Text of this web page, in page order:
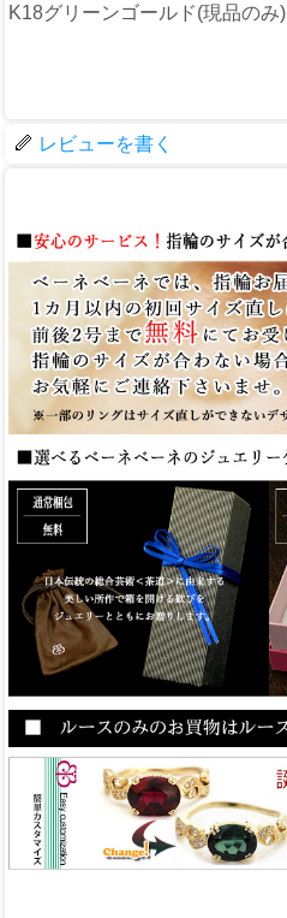
K18グリーンゴールド(現品のみ)
レビューを書く